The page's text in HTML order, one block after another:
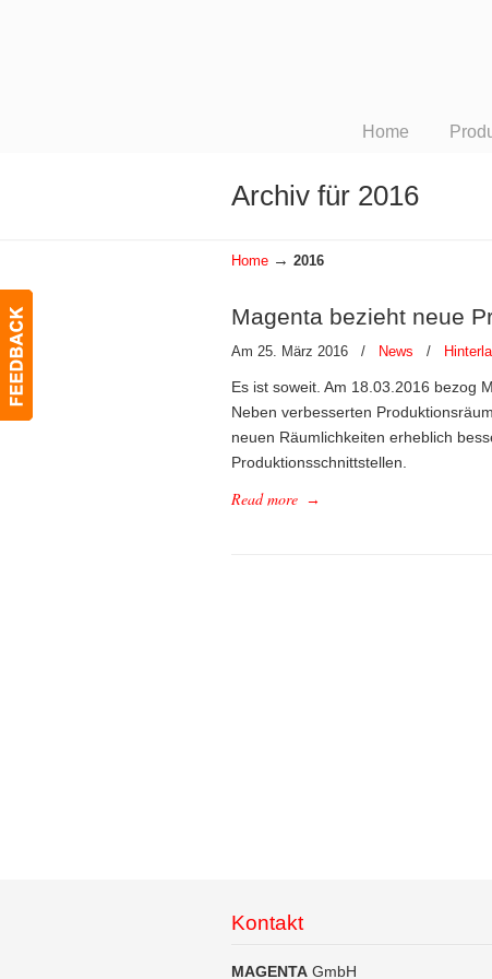
Home
Archiv für 2016
Home → 2016
Magenta bezieht neue
Am 25. März 2016 / News /
Es ist soweit. Am 18.03.2016 bezog
Neben verbesserten
neuen Räumlichkeiten erheblich
Produktionsschnittstellen.
Read more →
Kontakt
MAGENTA GmbH